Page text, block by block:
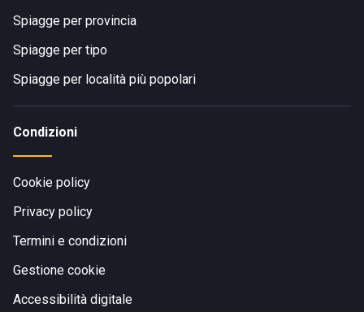
Spiagge per provincia
Spiagge per tipo
Spiagge per località più popolari
Condizioni
Cookie policy
Privacy policy
Termini e condizioni
Gestione cookie
Accessibilità digitale